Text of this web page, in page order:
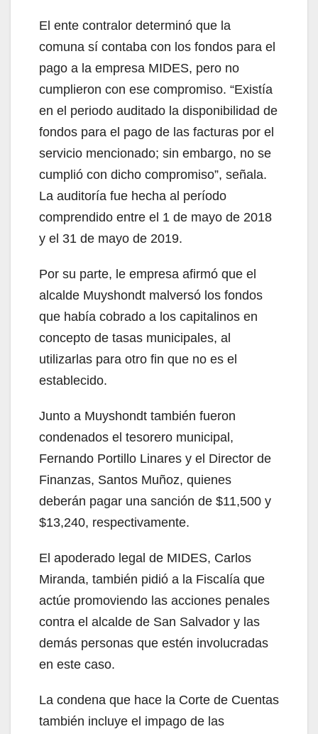
El ente contralor determinó que la
comuna sí contaba con los fondos para el
pago a la empresa MIDES, pero no
cumplieron con ese compromiso. “Existía
en el periodo auditado la disponibilidad de
fondos para el pago de las facturas por el
servicio mencionado; sin embargo, no se
cumplió con dicho compromiso”, señala.
La auditoría fue hecha al período
comprendido entre el 1 de mayo de 2018
y el 31 de mayo de 2019.
Por su parte, le empresa afirmó que el
alcalde Muyshondt malversó los fondos
que había cobrado a los capitalinos en
concepto de tasas municipales, al
utilizarlas para otro fin que no es el
establecido.
Junto a Muyshondt también fueron
condenados el tesorero municipal,
Fernando Portillo Linares y el Director de
Finanzas, Santos Muñoz, quienes
deberán pagar una sanción de $11,500 y
$13,240, respectivamente.
El apoderado legal de MIDES, Carlos
Miranda, también pidió a la Fiscalía que
actúe promoviendo las acciones penales
contra el alcalde de San Salvador y las
demás personas que estén involucradas
en este caso.
La condena que hace la Corte de Cuentas
también incluye el impago de las